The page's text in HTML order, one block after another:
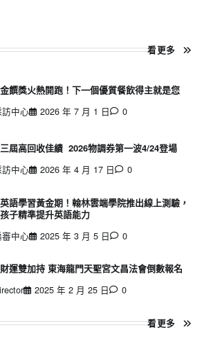
看更多
饌獎火熱開跑！下一個優質餐飲得主就是您
中心
2026 年 7 月 1 日 0
屆高回收佳績 2026物調券第一波4/24登場
中心
2026 年 4 月 17 日 0
語學習黃金期！翰林雲端學院推出線上測驗，
子精準提升英語能力
中心
2025 年 3 月 5 日 0
運雙加持 東海龍門天聖宮文昌法會倒數報名
2025 年 2 月 25 日 0
看更多